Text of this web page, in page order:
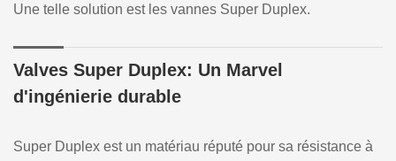
Une telle solution est les vannes Super Duplex.
Valves Super Duplex: Un Marvel
d'ingénierie durable
Super Duplex est un matériau réputé pour sa résistance à